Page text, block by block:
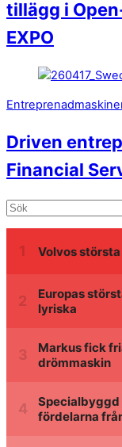
tillägg i
EXPO
Driven
Financial
Volvos
Europas
lyriska
Markus fick
drömmaskin
Specialbyggd
fördelarna